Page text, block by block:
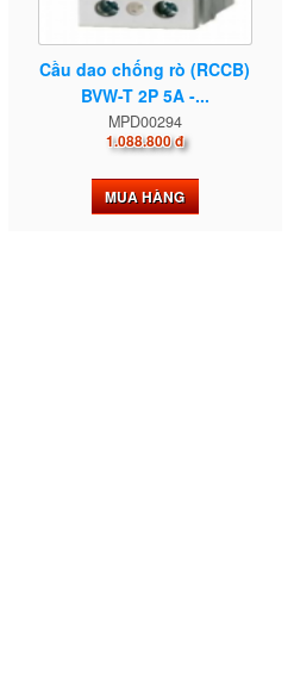
Cầu dao chống rò (RCCB)
BVW-T 2P 5A -...
MPD00294
1.088.800 đ
MUA HÀNG